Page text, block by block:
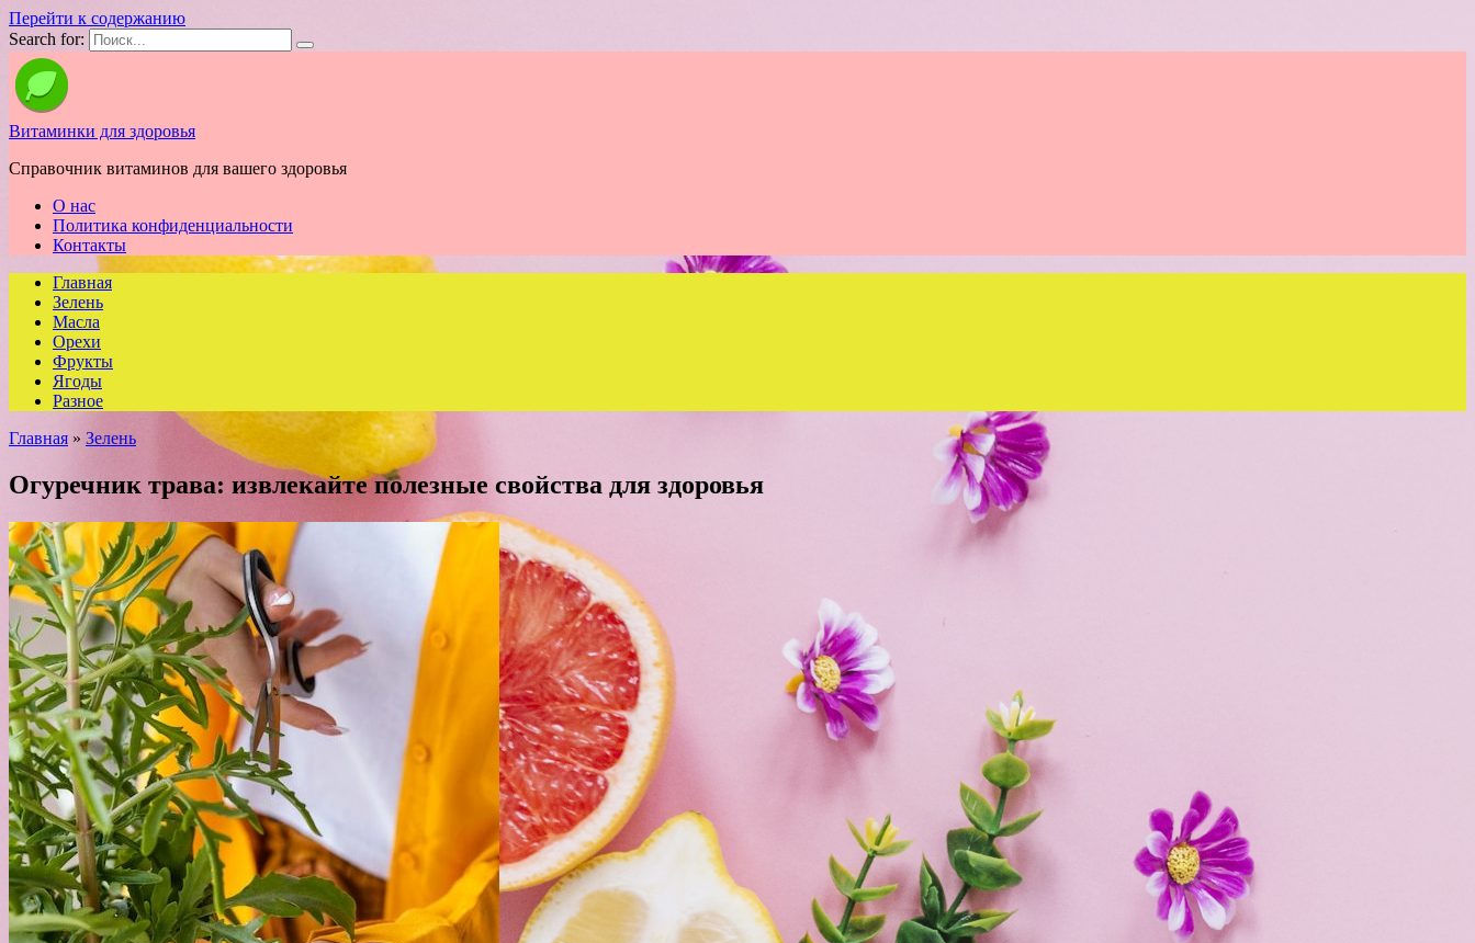
Перейти к содержанию
Search for:
Витаминки для здоровья
Справочник витаминов для вашего здоровья
О нас
Политика конфиденциальности
Контакты
Главная
Зелень
Масла
Орехи
Фрукты
Ягоды
Разное
Главная » Зелень
Огуречник трава: извлекайте полезные свойства для здоровья